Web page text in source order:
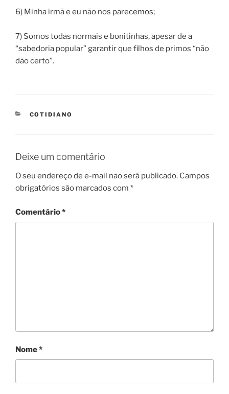
6) Minha irmã e eu não nos parecemos;
7) Somos todas normais e bonitinhas, apesar de a
“sabedoria popular” garantir que filhos de primos “não
dão certo”.
CATEGORIES
COTIDIANO
Deixe um comentário
O seu endereço de e-mail não será publicado. Campos
obrigatórios são marcados com *
Comentário*
Nome*